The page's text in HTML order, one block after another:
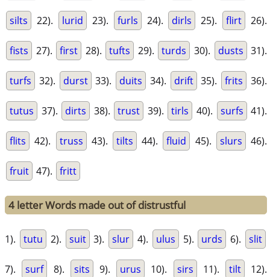
silts 22). lurid 23). furls 24). dirls 25). flirt 26).
fists 27). first 28). tufts 29). turds 30). dusts 31).
turfs 32). durst 33). duits 34). drift 35). frits 36).
tutus 37). dirts 38). trust 39). tirls 40). surfs 41).
flits 42). truss 43). tilts 44). fluid 45). slurs 46).
fruit 47). fritt
4 letter Words made out of distrustful
1). tutu 2). suit 3). slur 4). ulus 5). urds 6). slit
7). surf 8). sits 9). urus 10). sirs 11). tilt 12).